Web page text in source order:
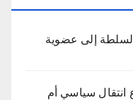
إلى عضوية
سياسي أم